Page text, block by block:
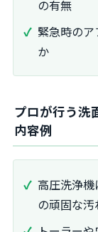
の有無
緊急時の
か
プロが行う洗
内容例
高圧洗浄
の頑固な汚